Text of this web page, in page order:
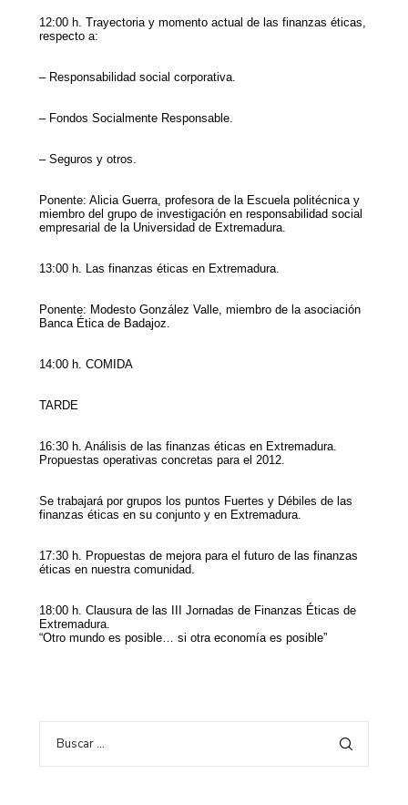
12:00 h. Trayectoria y momento actual de las finanzas éticas,
respecto a:
– Responsabilidad social corporativa.
– Fondos Socialmente Responsable.
– Seguros y otros.
Ponente: Alicia Guerra, profesora de la Escuela politécnica y
miembro del grupo de investigación en responsabilidad social
empresarial de la Universidad de Extremadura.
13:00 h. Las finanzas éticas en Extremadura.
Ponente: Modesto González Valle, miembro de la asociación
Banca Ética de Badajoz.
14:00 h. COMIDA
TARDE
16:30 h. Análisis de las finanzas éticas en Extremadura.
Propuestas operativas concretas para el 2012.
Se trabajará por grupos los puntos Fuertes y Débiles de las
finanzas éticas en su conjunto y en Extremadura.
17:30 h. Propuestas de mejora para el futuro de las finanzas
éticas en nuestra comunidad.
18:00 h. Clausura de las III Jornadas de Finanzas Éticas de
Extremadura.
“Otro mundo es posible… si otra economía es posible”